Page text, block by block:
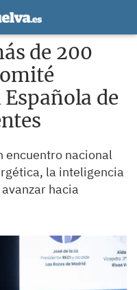
de 200
de
encuentro nacional
la inteligencia
hacia